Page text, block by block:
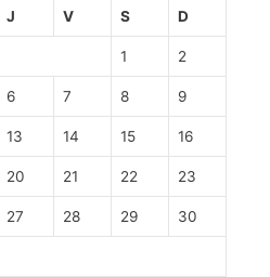
J V S D
1 2
6 7 8 9
13 14 15 16
20 21 22 23
27 28 29 30